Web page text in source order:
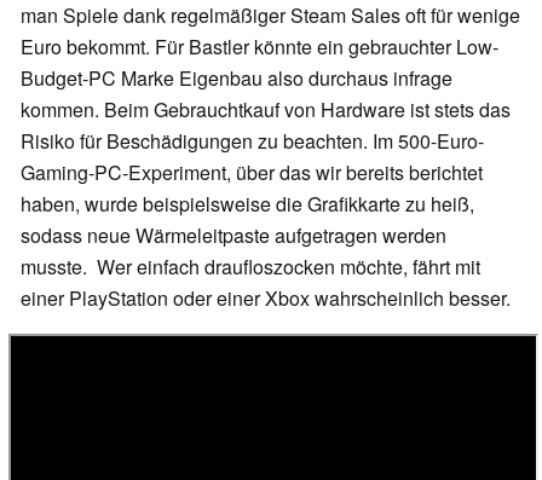
man Spiele dank regelmäßiger Steam Sales oft für wenige
Euro bekommt. Für Bastler könnte ein gebrauchter Low-
Budget-PC Marke Eigenbau also durchaus infrage
kommen. Beim Gebrauchtkauf von Hardware ist stets das
Risiko für Beschädigungen zu beachten. Im 500-Euro-
Gaming-PC-Experiment, über das wir bereits berichtet
haben, wurde beispielsweise die Grafikkarte zu heiß,
sodass neue Wärmeleitpaste aufgetragen werden
musste. Wer einfach draufloszocken möchte, fährt mit
einer PlayStation oder einer Xbox wahrscheinlich besser.